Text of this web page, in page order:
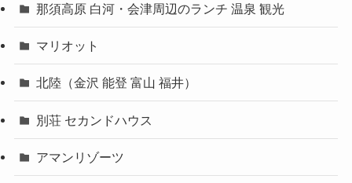
那須高原 白河・会津周辺のランチ 温泉 観光
マリオット
北陸（金沢 能登 富山 福井）
別荘 セカンドハウス
アマンリゾーツ